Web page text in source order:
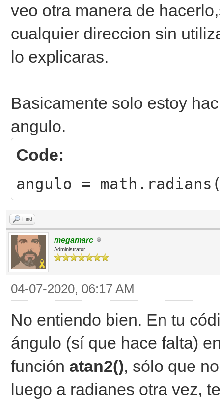
veo otra manera de
cualquier direccion sin
lo explicaras.
Basicamente solo estoy
angulo.
Code:
angulo =
Find
megamarc
Administrator
04-07-2020, 06:17 AM
No entiendo bien. En tu
ángulo (sí que hace falta)
función atan2(), sólo que
luego a radianes otra vez,